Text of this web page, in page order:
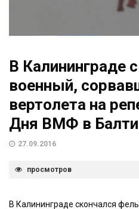
В Калининграде
военный,
вертолета на
Дня ВМФ в
27.09.2016
просмотров
В Калининграде скончался